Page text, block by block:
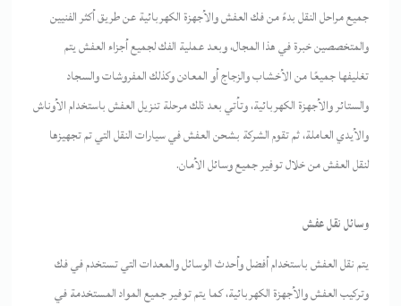
جميع مراحل النقل بدءً من فك العفش والأجهزة الكهربائية عن طريق أكثر الفنيين
والمتخصصين خبرة في هذا المجال، وبعد عملية الفك لجميع أجزاء العفش يتم
تغليفها جميعًا من الأخشاب والزجاج أو المعادن وكذلك المفروشات والسجاد
والستائر والأجهزة الكهربائية، وتأتي بعد ذلك مرحلة تنزيل العفش باستخدام الأوناش
والأيدي العاملة، ثم تقوم الشركة بشحن العفش في سيارات النقل التي تم تجهيزها
لنقل العفش من خلال توفير جميع وسائل الأمان.
وسائل نقل عفش
يتم نقل العفش باستخدام أفضل وأحدث الوسائل والمعدات التي تستخدم في فك
وتركيب العفش والأجهزة الكهربائية، كما يتم توفير جميع المواد المستخدمة في